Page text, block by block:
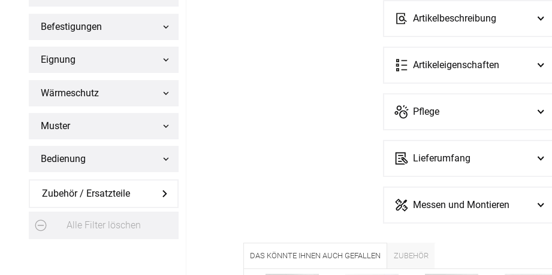
Maßanfertigung
Markisenstoff
Tischdecke
Befestigungen
Eignung
Wärme­schutz
Muster
Bedienung
Zubehör / Ersatzteile
Alle Filter löschen
Artikelbeschreibung
Artikeleigenschaften
Pflege
Lieferumfang
Messen und Montieren
DAS KÖNNTE IHNEN AUCH GEFALLEN ZUBEHÖR